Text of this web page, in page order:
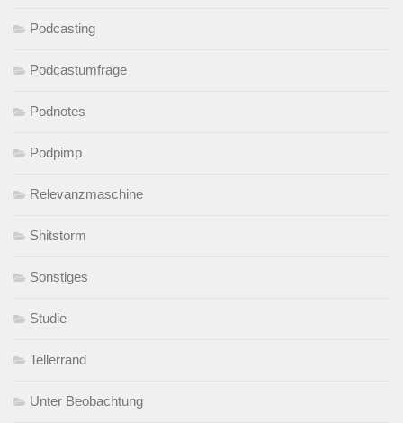
Podcasting
Podcastumfrage
Podnotes
Podpimp
Relevanzmaschine
Shitstorm
Sonstiges
Studie
Tellerrand
Unter Beobachtung